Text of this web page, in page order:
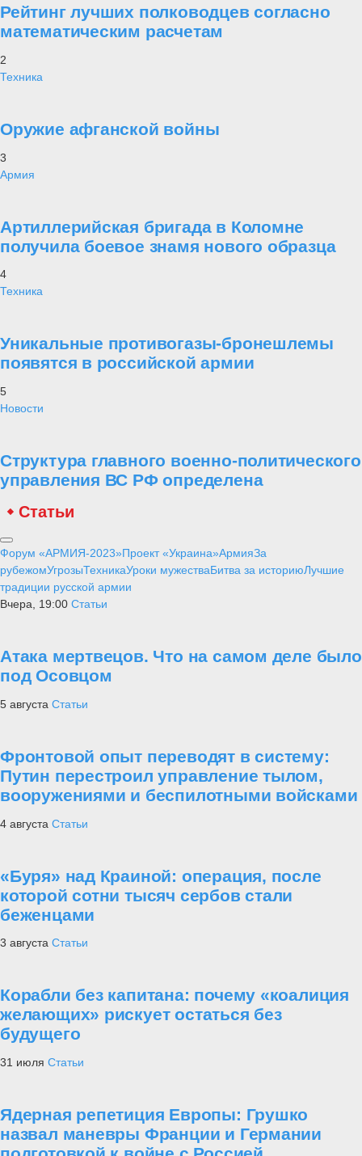
Рейтинг лучших полководцев согласно
математическим расчетам
2
Техника
Оружие афганской войны
3
Армия
Артиллерийская бригада в Коломне
получила боевое знамя нового образца
4
Техника
Уникальные противогазы-бронешлемы
появятся в российской армии
5
Новости
Структура главного военно-политического
управления ВС РФ определена
Статьи
Форум «АРМИЯ-2023»Проект «Украина»АрмияЗа
рубежомУгрозыТехникаУроки мужестваБитва за историюЛучшие
традиции русской армии
Вчера, 19:00 Статьи
Атака мертвецов. Что на самом деле было
под Осовцом
5 августа Статьи
Фронтовой опыт переводят в систему:
Путин перестроил управление тылом,
вооружениями и беспилотными войсками
4 августа Статьи
«Буря» над Краиной: операция, после
которой сотни тысяч сербов стали
беженцами
3 августа Статьи
Корабли без капитана: почему «коалиция
желающих» рискует остаться без
будущего
31 июля Статьи
Ядерная репетиция Европы: Грушко
назвал маневры Франции и Германии